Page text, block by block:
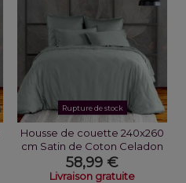
Rupture de stock
Housse de couette 240x260
cm Satin de Coton Celadon
58,99 €
Livraison gratuite